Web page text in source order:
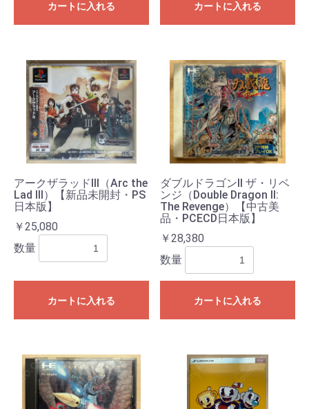
カートに入れる カートに入れる
アークザラッドIII（Arc the
Lad III）【新品未開封・PS
日本版】
￥25,080
数量
カートに入れる
ダブルドラゴンII ザ・リベ
ンジ（Double Dragon II:
The Revenge）【中古美
品・PCECD日本版】
￥28,380
数量
カートに入れる